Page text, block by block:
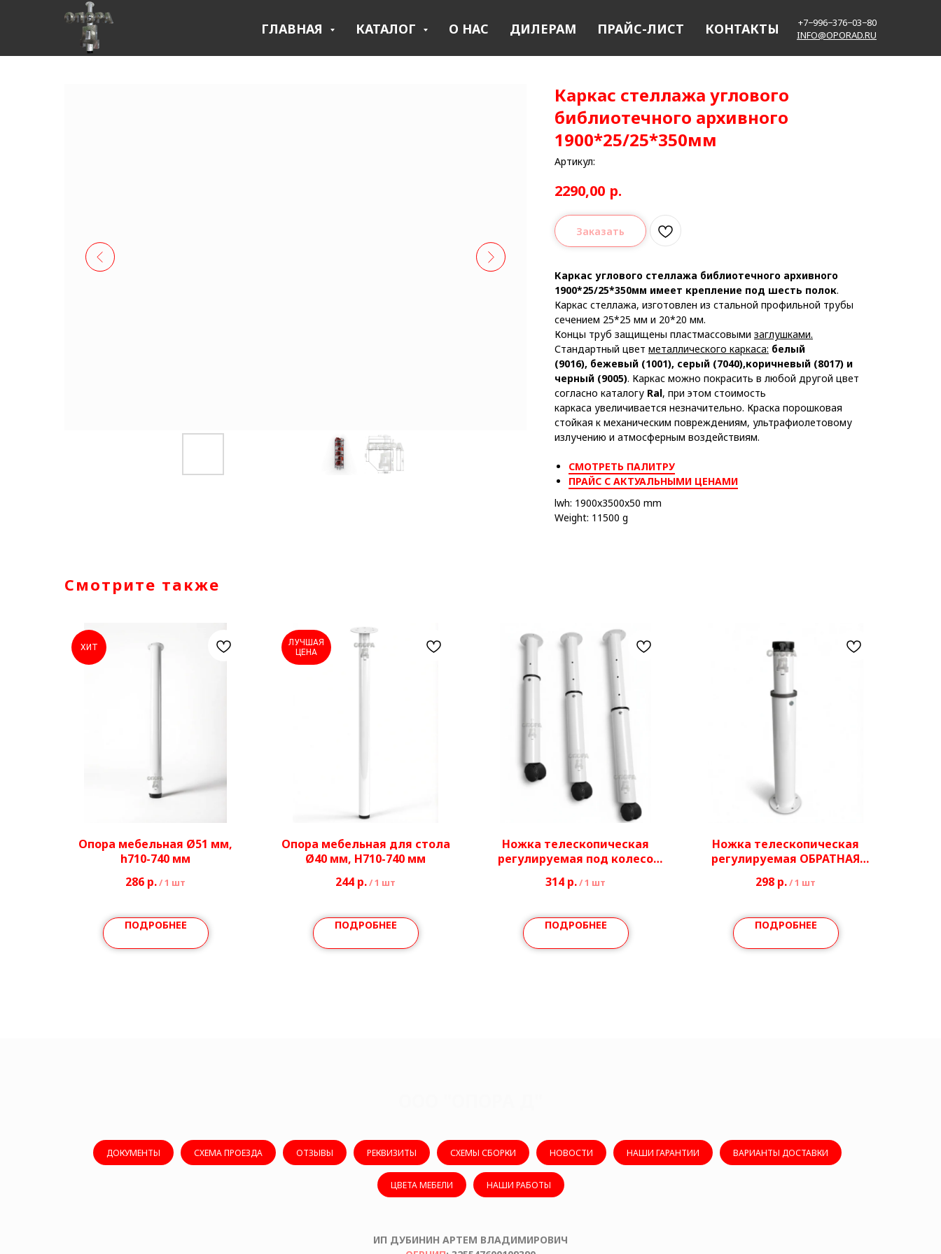
ГЛАВНАЯ КАТАЛОГ О НАС ДИЛЕРАМ ПРАЙС-ЛИСТ КОНТАКТЫ
+7−996−376−03−80
INFO@OPORAD.RU
Каркас стеллажа углового
библиотечного архивного
1900*25/25*350мм
Артикул:
2290,00 р.
Заказать
Каркас углового стеллажа библиотечного архивного
1900*25/25*350мм имеет крепление под шесть полок.
Каркас стеллажа, изготовлен из стальной профильной трубы
сечением 25*25 мм и 20*20 мм.
Концы труб защищены пластмассовыми заглушками.
Стандартный цвет металлического каркаса: белый
(9016), бежевый (1001), серый (7040),коричневый (8017) и
черный (9005). Каркас можно покрасить в любой другой цвет
согласно каталогу Ral, при этом стоимость
каркаса увеличивается незначительно. Краска порошковая
стойкая к механическим повреждениям, ультрафиолетовому
излучению и атмосферным воздействиям.
СМОТРЕТЬ ПАЛИТРУ
ПРАЙС С АКТУАЛЬНЫМИ ЦЕНАМИ
lwh: 1900x3500x50 mm
Weight: 11500 g
Смотрите также
ХИТ
Опора мебельная Ø51 мм,
h710-740 мм
286 р./1 шт
ПОДРОБНЕЕ
ЛУЧШАЯ
ЦЕНА
Опора мебельная для стола
Ø40 мм, H710-740 мм
244 р./1 шт
ПОДРОБНЕЕ
Ножка телескопическая
регулируемая под колесо
314 р./1 шт
ПОДРОБНЕЕ
Ножка телескопическая
регулируемая ОБРАТНАЯ
298 р./1 шт
ПОДРОБНЕЕ
ДОКУМЕНТЫ СХЕМА ПРОЕЗДА ОТЗЫВЫ РЕКВИЗИТЫ СХЕМЫ СБОРКИ НОВОСТИ НАШИ ГАРАНТИИ ВАРИАНТЫ ДОСТАВКИ
ЦВЕТА МЕБЕЛИ НАШИ РАБОТЫ
ИП ДУБИНИН АРТЕМ ВЛАДИМИРОВИЧ